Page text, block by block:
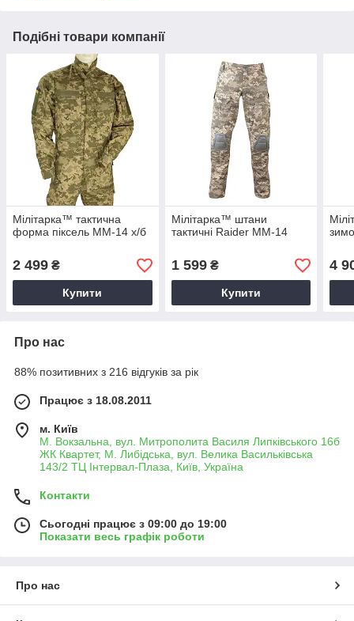
Подібні товари компанії
Мілітарка™ тактична
форма піксель ММ-14 х/б
2 499 ₴
Купити
Мілітарка™ штани
тактичні Raider ММ-14
1 599₴
Купити
4
Про нас
88% позитивних з 216 відгуків за рік
Працює з 18.08.2011
м. Київ
М. Вокзальна, вул. Митрополита Василя Липківського 16б
ЖК Квартет, М. Либідська, вул. Велика Васильківська
143/2 ТЦ Інтервал-Плаза, Київ, Україна
Контакти
Сьогодні працює з 09:00 до 19:00
Показати весь графік роботи
Про нас